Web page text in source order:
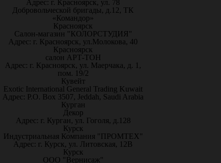
Адрес: г. Красноярск, ул. 78
Добровольческой бригады, д.12, ТК
«Командор»
Красноярск
Салон-магазин "КОЛОРСТУДИЯ"
Адрес: г. Красноярск, ул.Молокова, 40
Красноярск
салон АРТ-ТОН
Адрес: г. Красноярск, ул. Маерчака, д. 1,
пом. 19/2
Кувейт
Exotic International General Trading Kuwait
Адрес: P.O. Box 3507, Jeddah, Saudi Arabia
Курган
Декор
Адрес: г. Курган, ул. Гоголя, д.128
Курск
Индустриальная Компания "ПРОМТЕХ"
Адрес: г. Курск, ул. Литовская, 12В
Курск
ООО "Вернисаж"